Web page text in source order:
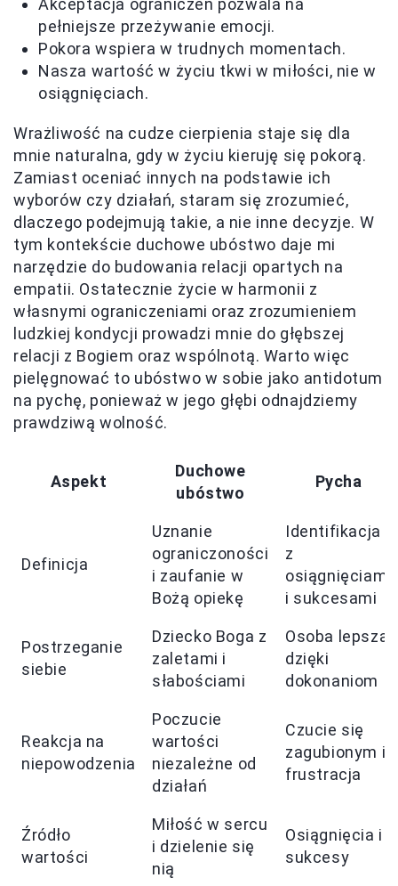
Akceptacja ograniczeń pozwala na
pełniejsze przeżywanie emocji.
Pokora wspiera w trudnych momentach.
Nasza wartość w życiu tkwi w miłości, nie w
osiągnięciach.
Wrażliwość na cudze cierpienia staje się dla
mnie naturalna, gdy w życiu kieruję się pokorą.
Zamiast oceniać innych na podstawie ich
wyborów czy działań, staram się zrozumieć,
dlaczego podejmują takie, a nie inne decyzje. W
tym kontekście duchowe ubóstwo daje mi
narzędzie do budowania relacji opartych na
empatii. Ostatecznie życie w harmonii z
własnymi ograniczeniami oraz zrozumieniem
ludzkiej kondycji prowadzi mnie do głębszej
relacji z Bogiem oraz wspólnotą. Warto więc
pielęgnować to ubóstwo w sobie jako antidotum
na pychę, ponieważ w jego głębi odnajdziemy
prawdziwą wolność.
Aspekt
Duchowe
ubóstwo
Pycha
Definicja
Uznanie
ograniczoności
i zaufanie w
Bożą opiekę
Identifikacja
z
osiągnięciami
i sukcesami
Postrzeganie
siebie
Dziecko Boga z
zaletami i
słabościami
Osoba lepsza
dzięki
dokonaniom
Reakcja na
niepowodzenia
Poczucie
wartości
niezależne od
działań
Czucie się
zagubionym i
frustracja
Źródło
wartości
Miłość w sercu
i dzielenie się
nią
Osiągnięcia i
sukcesy